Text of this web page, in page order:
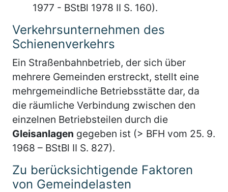
1977 - BStBl 1978 II S. 160).
Verkehrsunternehmen des
Schienenverkehrs
Ein Straßenbahnbetrieb, der sich über
mehrere Gemeinden erstreckt, stellt eine
mehrgemeindliche Betriebsstätte dar, da
die räumliche Verbindung zwischen den
einzelnen Betriebsteilen durch die
Gleisanlagen gegeben ist (> BFH vom 25. 9.
1968 – BStBl II S. 827).
Zu berücksichtigende Faktoren
von Gemeindelasten